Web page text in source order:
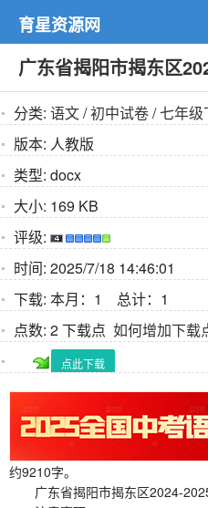
育星资源网
广东省揭阳市揭东区
分类: 语文/初中试卷/七年级
版本: 人教版
类型: docx
大小: 169 KB
评级:
时间: 2025/7/18 14:46:01
下载: 本月：1 总计：1
点数: 2 下载点 如何增加下载
点此下载
约9210字。
广东省揭阳市揭东区2024-